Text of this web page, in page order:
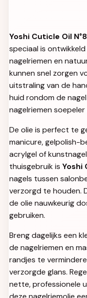
Yoshi Cuticle Oil
speciaal is
nagelriemen en
kunnen snel zorgen
uitstraling van de
huid rondom de
nagelriemen
De olie is perfect te
manicure, gelpolish-
acrylgel of
thuisgebruik is Yoshi
nagels tussen
verzorgd te houden.
de olie nauwkeurig
gebruiken.
Breng dagelijks een
de nagelriemen en
randjes te
verzorgde glans.
nette, professionele